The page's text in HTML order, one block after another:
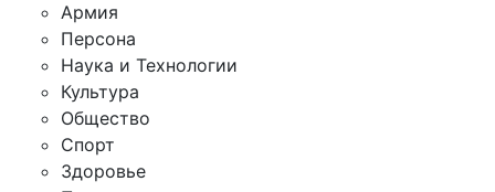
Армия
Персона
Наука и Технологии
Культура
Общество
Спорт
Здоровье